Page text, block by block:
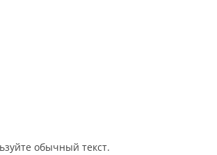
обычный текст.